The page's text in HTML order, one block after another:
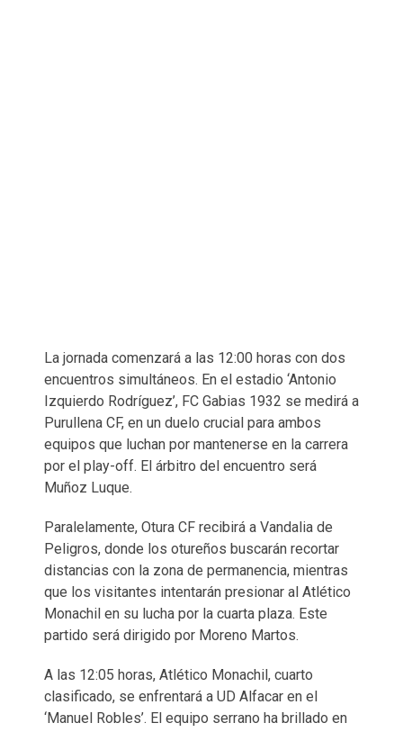
La jornada comenzará a las 12:00 horas con dos
encuentros simultáneos. En el estadio ‘Antonio
Izquierdo Rodríguez’, FC Gabias 1932 se medirá a
Purullena CF, en un duelo crucial para ambos
equipos que luchan por mantenerse en la carrera
por el play-off. El árbitro del encuentro será
Muñoz Luque.
Paralelamente, Otura CF recibirá a Vandalia de
Peligros, donde los otureños buscarán recortar
distancias con la zona de permanencia, mientras
que los visitantes intentarán presionar al Atlético
Monachil en su lucha por la cuarta plaza. Este
partido será dirigido por Moreno Martos.
A las 12:05 horas, Atlético Monachil, cuarto
clasificado, se enfrentará a UD Alfacar en el
‘Manuel Robles’. El equipo serrano ha brillado en